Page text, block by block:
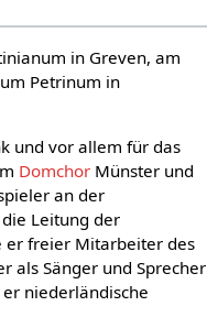
in Greven, am
Petrinum in
und vor allem für das
Domchor Münster und
an der
Leitung der
er freier Mitarbeiter des
als Sänger und Sprecher
niederländische